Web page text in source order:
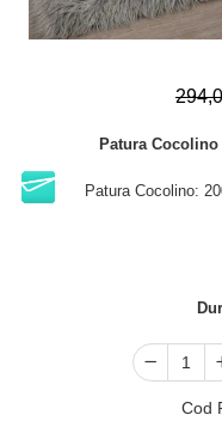
Patura
Patura Cocolino:
Cod